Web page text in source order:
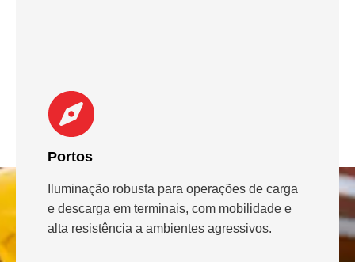
Portos
Iluminação robusta para operações de carga
e descarga em terminais, com mobilidade e
alta resistência a ambientes agressivos.